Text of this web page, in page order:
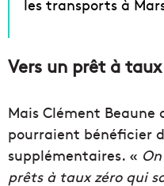
les transports à
Vers un prêt à
Mais Clément Beaune
pourraient bénéficier
supplémentaires. «
prêts à taux zéro qui